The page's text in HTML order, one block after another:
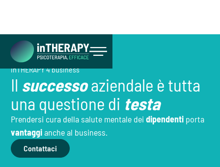
Inizia ora
inTHERAPY 4 business
Il successoaziendale è tutta
una questione di testa
Prendersi cura della salute mentale deidipendenti porta
vantaggianche al business.
Contattaci